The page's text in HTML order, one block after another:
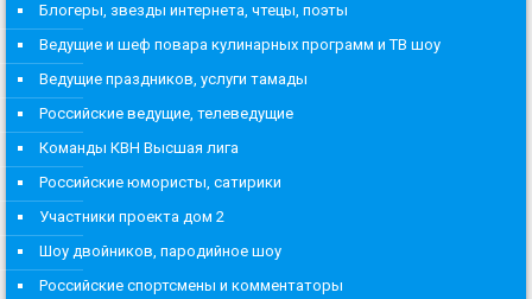
Блогеры, звезды интернета, чтецы, поэты
Ведущие и шеф повара кулинарных программ и ТВ шоу
Ведущие праздников, услуги тамады
Российские ведущие, телеведущие
Команды КВН Высшая лига
Российские юмористы, сатирики
Участники проекта дом 2
Шоу двойников, пародийное шоу
Российские спортсмены и комментаторы